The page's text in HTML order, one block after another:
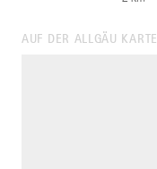
AUF DER ALLGÄU KARTE